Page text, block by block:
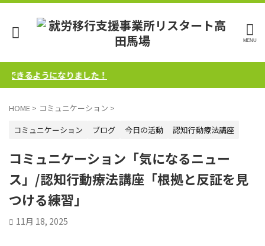
ようになりました！
HOME > コミュニケーション >
コミュニケーション
ブログ 今日の活動 認知行動療法講座
コミュニケーション「気になるニュー
ス」/認知行動療法講座「根拠と反証を見
つける練習」
11月 18, 2025